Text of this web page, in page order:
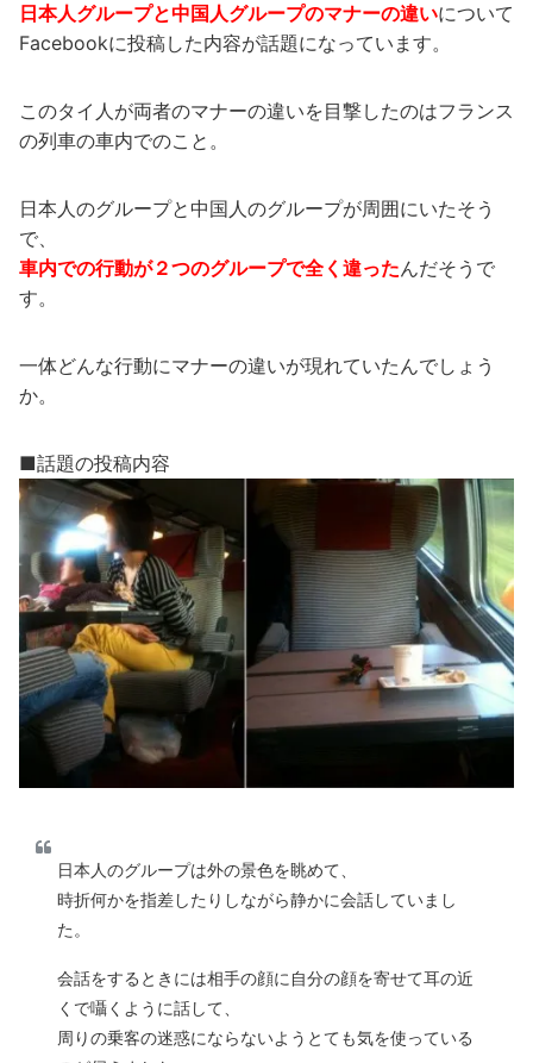
日本人グループと中国人グループのマナーの違いについて
Facebookに投稿した内容が話題になっています。
このタイ人が両者のマナーの違いを目撃したのはフランス
の列車の車内でのこと。
日本人のグループと中国人のグループが周囲にいたそう
で、
車内での行動が２つのグループで全く違ったんだそうで
す。
一体どんな行動にマナーの違いが現れていたんでしょう
か。
■話題の投稿内容
日本人のグループは外の景色を眺めて、
時折何かを指差したりしながら静かに会話していまし
た。
会話をするときには相手の顔に自分の顔を寄せて耳の近
くで囁くように話して、
周りの乗客の迷惑にならないようとても気を使っている